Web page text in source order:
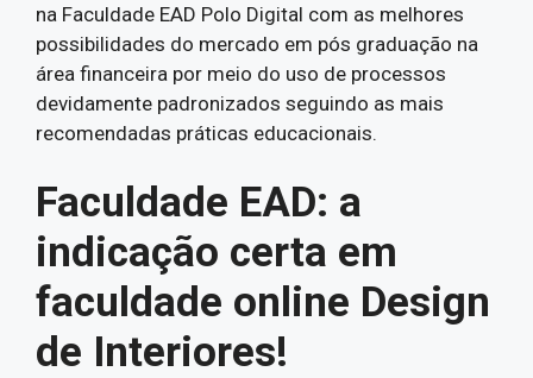
na Faculdade EAD Polo Digital com as melhores
possibilidades do mercado em pós graduação na
área financeira por meio do uso de processos
devidamente padronizados seguindo as mais
recomendadas práticas educacionais.
Faculdade EAD: a
indicação certa em
faculdade online Design
de Interiores!